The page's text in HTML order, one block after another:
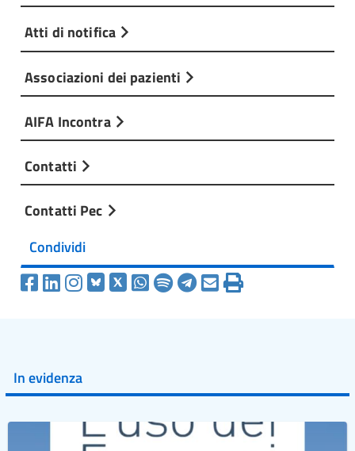
Atti di notifica
Associazioni dei pazienti
AIFA Incontra
Contatti
Contatti Pec
Condividi
In evidenza